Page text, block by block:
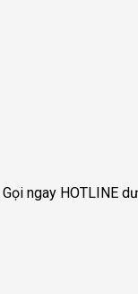
Gọi ngay HOTLINE